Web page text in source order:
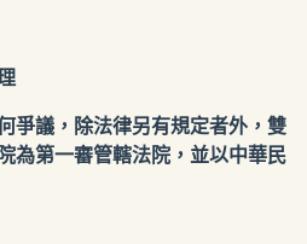
爭議，除法律另有規定者外，雙
為第一審管轄法院，並以中華民